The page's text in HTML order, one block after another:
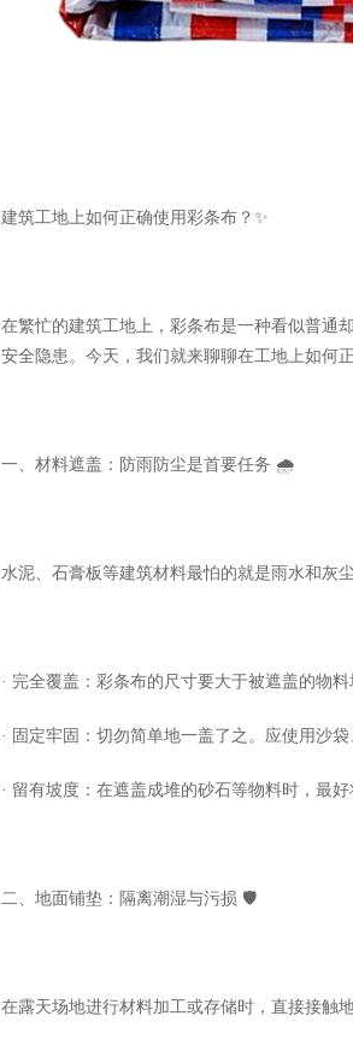
建筑工地上如何正确使用彩条布 ？✨
在繁忙的建筑工地上， 彩条布是一种看似普通
安全隐患。今天，我们就来聊聊在工地上如何
一、材料遮盖：防雨防尘是首要任务 🌧️
水泥、石膏板等建筑材料最怕的就是雨水和灰
· 完全覆盖： 彩条布的尺寸要大于被遮盖的物
· 固定牢固：切勿简单地一盖了之。应使用沙
· 留有坡度：在遮盖成堆的砂石等物料时，最
二、地面铺垫：隔离潮湿与污损 🛡️
在露天场地进行材料加工或存储时，直接接触